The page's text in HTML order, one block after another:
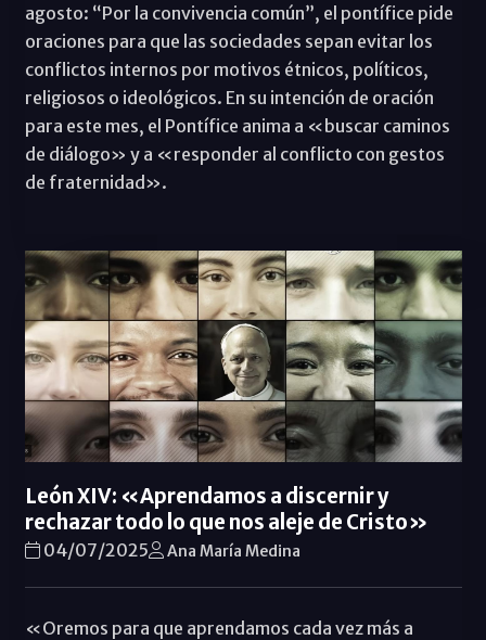
agosto: “Por la convivencia común”, el pontífice pide
oraciones para que las sociedades sepan evitar los
conflictos internos por motivos étnicos, políticos,
religiosos o ideológicos. En su intención de oración
para este mes, el Pontífice anima a «buscar caminos
de diálogo» y a «responder al conflicto con gestos
de fraternidad».
León XIV: «Aprendamos a discernir y
rechazar todo lo que nos aleje de Cristo»
04/07/2025 Ana María Medina
«Oremos para que aprendamos cada vez más a